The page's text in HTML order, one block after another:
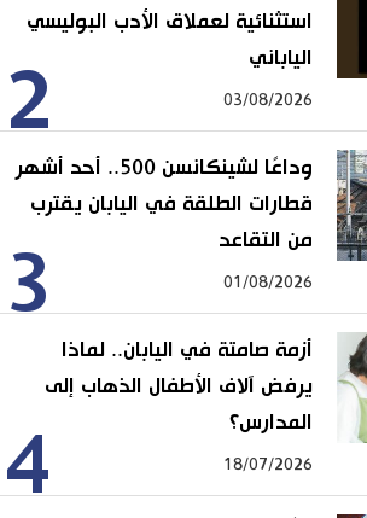
2
استثنائية لعملاق الأدب البوليسي
الياباني
03/08/2026
3
وداعًا لشينكانسن 500.. أحد أشهر
قطارات الطلقة في اليابان يقترب
من التقاعد
01/08/2026
4
أزمة صامتة في اليابان.. لماذا
يرفض آلاف الأطفال الذهاب إلى
المدارس؟
18/07/2026